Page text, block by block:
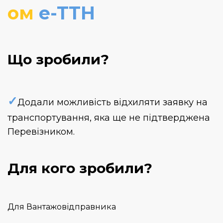
ом e-TTН
Що зробили?
✓Додали можливість відхиляти заявку на
транспортування, яка ще не підтверджена
Перевізником.
Для кого зробили?
Для Вантажовідправника